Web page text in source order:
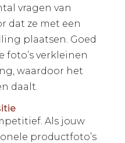
vragen van
dat ze met een
plaatsen. Goed
foto’s verkleinen
waardoor het
daalt.
Als jouw
productfoto’s